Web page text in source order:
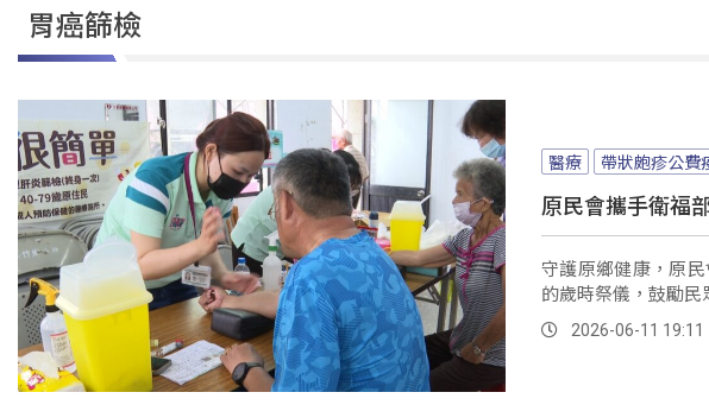
胃癌篩檢
醫療 帶狀皰疹公費
原民會攜手衛福
守護原鄉健康，原
的歲時祭儀，鼓勵民
2026-06-11 19:11